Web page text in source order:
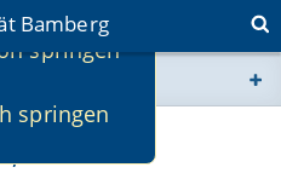
springen
springen
Bamberg
M.Sc.